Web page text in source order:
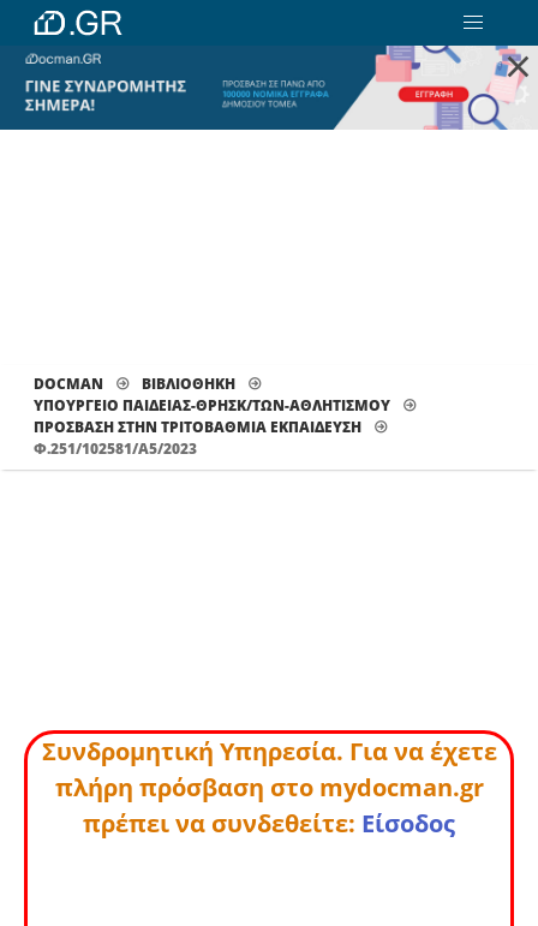
×
DOCMAN
ΒΙΒΛΙΟΘΗΚΗ
ΥΠΟΥΡΓΕΙΟ ΠΑΙΔΕΙΑΣ-ΘΡΗΣΚ/ΤΩΝ-ΑΘΛΗΤΙΣΜΟΥ
ΠΡΌΣΒΑΣΗ ΣΤΗΝ ΤΡΙΤΟΒΆΘΜΙΑ ΕΚΠΑΊΔΕΥΣΗ
Φ.251/102581/Α5/2023
Συνδρομητική Υπηρεσία. Για να έχετε
πλήρη πρόσβαση στο mydocman.gr
πρέπει να συνδεθείτε: Είσοδος